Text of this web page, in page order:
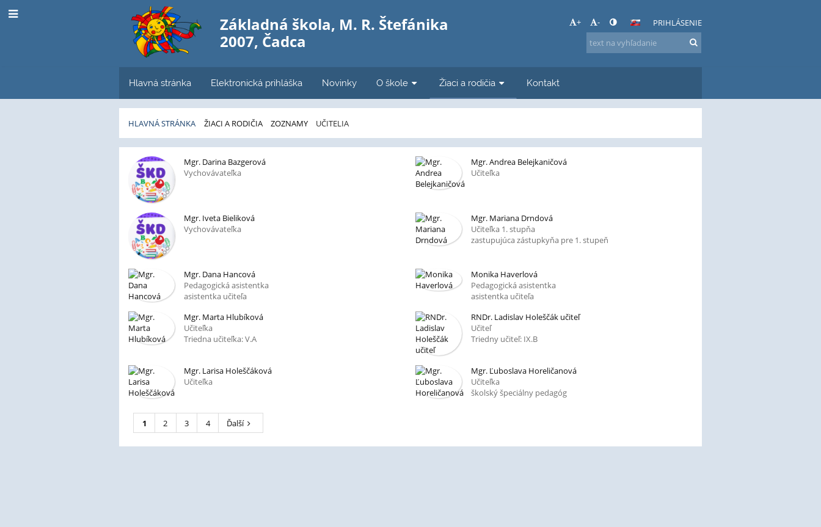
Základná škola, M. R. Štefánika
2007, Čadca
+ - PRIHLÁSENIE
Hlavná stránka Elektronická prihláška Novinky O škole Žiaci a rodičia Kontakt
HLAVNÁ STRÁNKA ŽIACI A RODIČIA ZOZNAMY UČITELIA
Učitelia
Mgr. Darina Bazgerová
Vychovávateľka
Mgr. Andrea Belejkaničová
Učiteľka
Mgr. Iveta Bieliková
Vychovávateľka
Mgr. Mariana Drndová
Učiteľka 1. stupňa
zastupujúca zástupkyňa pre 1. stupeň
Mgr. Dana Hancová
Pedagogická asistentka
asistentka učiteľa
Monika Haverlová
Pedagogická asistentka
asistentka učiteľa
Mgr. Marta Hlubíková
Učiteľka
Triedna učiteľka: V.A
RNDr. Ladislav Holeščák učiteľ
Učiteľ
Triedny učiteľ: IX.B
Mgr. Larisa Holeščáková
Učiteľka
Mgr. Ľuboslava Horeličanová
Učiteľka
školský špeciálny pedagóg
1 2 3 4 Ďalší